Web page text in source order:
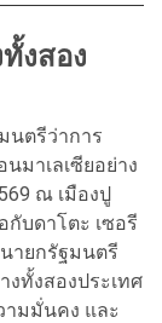
งสอง
นตรีว่าการ
มาเลเซียอย่าง
ณ เมืองปู
กับดาโตะ เซอรี
นายกรัฐมนตรี
งทั้งสองประเทศ
ามมั่นคง และ